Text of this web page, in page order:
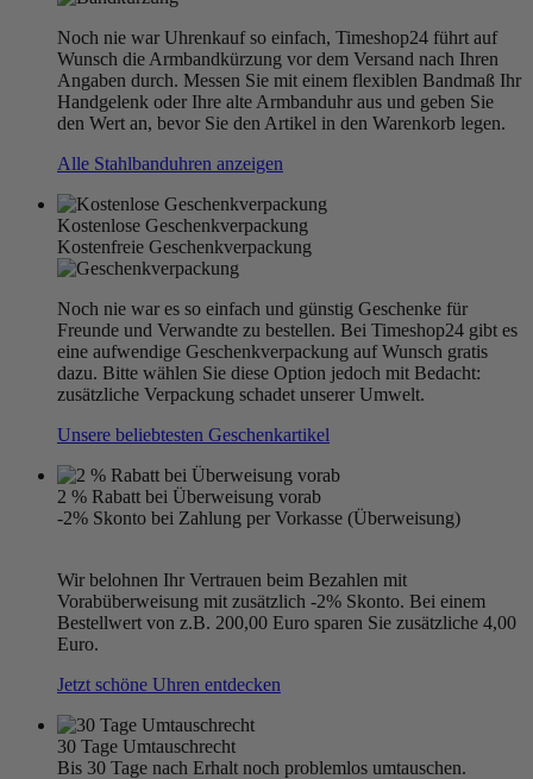
Noch nie war Uhrenkauf so einfach, Timeshop24 führt auf
Wunsch die Armbandkürzung vor dem Versand nach Ihren
Angaben durch. Messen Sie mit einem flexiblen Bandmaß Ihr
Handgelenk oder Ihre alte Armbanduhr aus und geben Sie
den Wert an, bevor Sie den Artikel in den Warenkorb legen.
Alle Stahlbanduhren anzeigen
Kostenlose Geschenkverpackung
Kostenfreie Geschenkverpackung
Noch nie war es so einfach und günstig Geschenke für
Freunde und Verwandte zu bestellen. Bei Timeshop24 gibt es
eine aufwendige Geschenkverpackung auf Wunsch gratis
dazu. Bitte wählen Sie diese Option jedoch mit Bedacht:
zusätzliche Verpackung schadet unserer Umwelt.
Unsere beliebtesten Geschenkartikel
2 % Rabatt bei Überweisung vorab
-2% Skonto bei Zahlung per Vorkasse (Überweisung)
Wir belohnen Ihr Vertrauen beim Bezahlen mit
Vorabüberweisung mit zusätzlich -2% Skonto. Bei einem
Bestellwert von z.B. 200,00 Euro sparen Sie zusätzliche 4,00
Euro.
Jetzt schöne Uhren entdecken
30 Tage Umtauschrecht
Bis 30 Tage nach Erhalt noch problemlos umtauschen.